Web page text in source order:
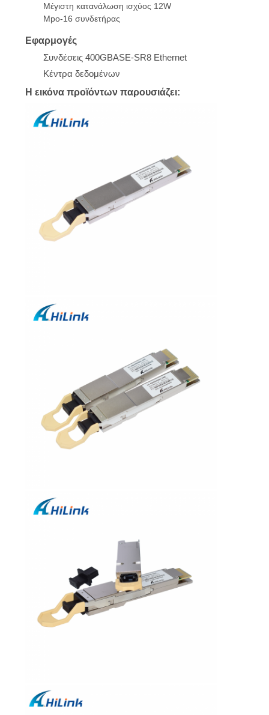
Μέγιστη κατανάλωση ισχύος 12W
Mpo-16 συνδετήρας
Εφαρμογές
Συνδέσεις 400GBASE-SR8Ethernet
Κέντρα δεδομένων
Η εικόνα προϊόντων παρουσιάζει: